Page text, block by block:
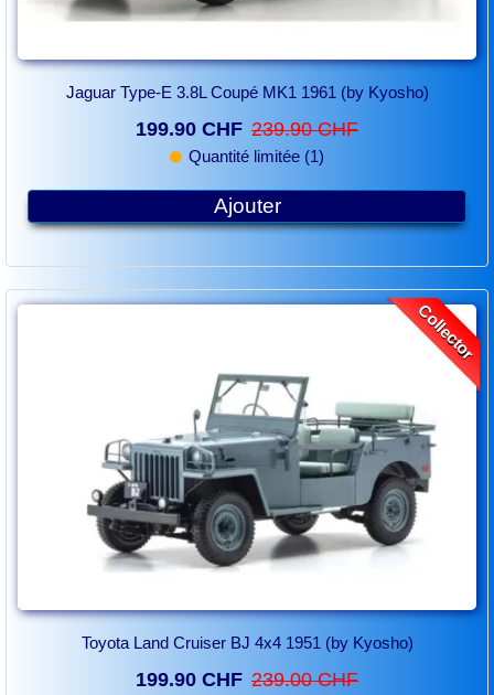
Jaguar Type-E 3.8L Coupé MK1 1961 (by Kyosho)
199.90 CHF 239.90 CHF
Quantité limitée (1)
Ajouter
Collector
Toyota Land Cruiser BJ 4x4 1951 (by Kyosho)
199.90 CHF 239.00 CHF